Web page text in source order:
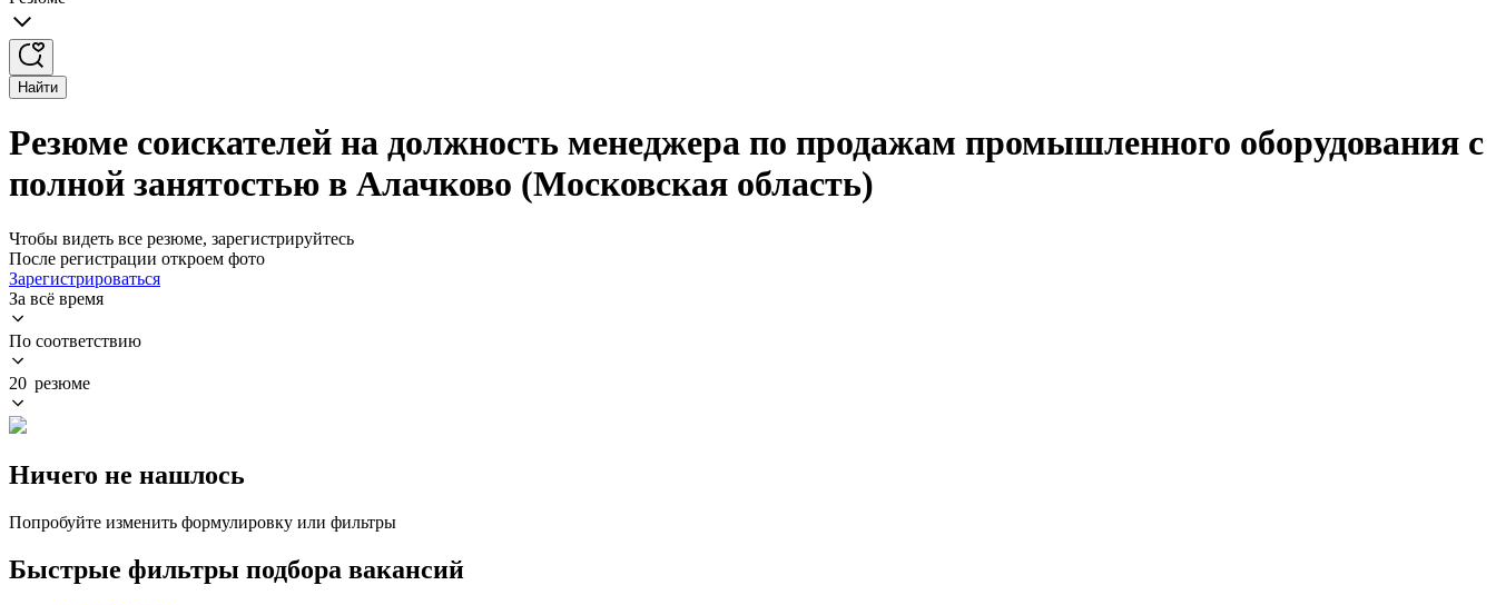
Найти
Резюме соискателей на должность менеджера по продажам промышленного оборудования с
полной занятостью в Алачково (Московская область)
Чтобы видеть все резюме, зарегистрируйтесь
После регистрации откроем фото
Зарегистрироваться
За всё время
По соответствию
20 резюме
Ничего не нашлось
Попробуйте изменить формулировку или фильтры
Быстрые фильтры подбора вакансий